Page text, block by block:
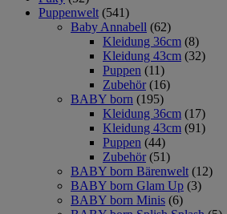
Puppenwelt (541)
Baby Annabell (62)
Kleidung 36cm (8)
Kleidung 43cm (32)
Puppen (11)
Zubehör (16)
BABY born (195)
Kleidung 36cm (17)
Kleidung 43cm (91)
Puppen (44)
Zubehör (51)
BABY born Bärenwelt (12)
BABY born Glam Up (3)
BABY born Minis (6)